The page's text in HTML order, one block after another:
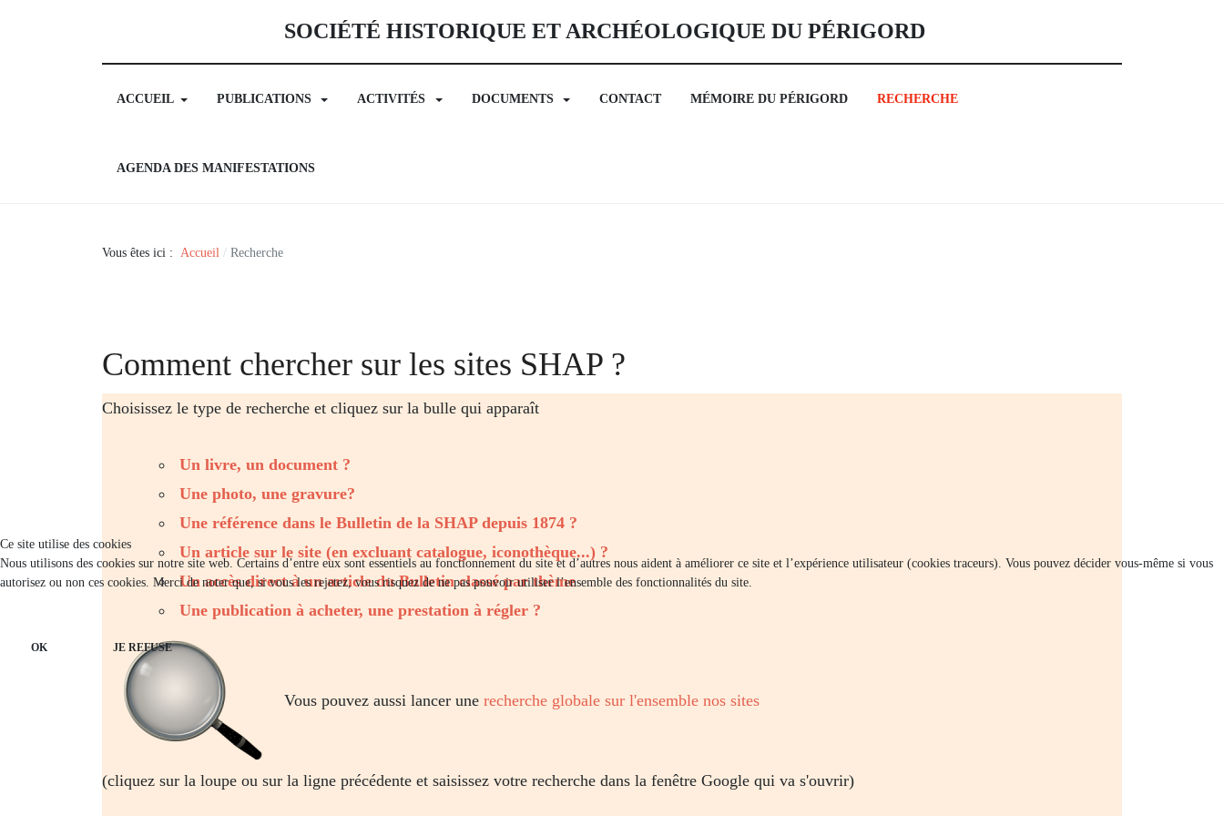
SOCIÉTÉ HISTORIQUE ET ARCHÉOLOGIQUE DU PÉRIGORD
ACCUEIL PUBLICATIONS ACTIVITÉS DOCUMENTS CONTACT MÉMOIRE DU PÉRIGORD RECHERCHE
AGENDA DES MANIFESTATIONS
Vous êtes ici : Accueil Recherche
Comment chercher sur les sites SHAP ?
Choisissez le type de recherche et cliquez sur la bulle qui apparaît
Un livre, un document ?
Une photo, une gravure?
Une référence dans le Bulletin de la SHAP depuis 1874 ?
Un article sur le site (en excluant catalogue, iconothèque...) ?
Un accès direct à un article du Bulletin classé par thème
Une publication à acheter, une prestation à régler ?
Vous pouvez aussi lancer une recherche globale sur l'ensemble nos sites
(cliquez sur la loupe ou sur la ligne précédente et saisissez votre recherche dans la fenêtre Google qui va s'ouvrir)
Ce site utilise des cookies
Nous utilisons des cookies sur notre site web. Certains d’entre eux sont essentiels au fonctionnement du site et d’autres nous aident à améliorer ce site et l’expérience utilisateur (cookies traceurs). Vous pouvez décider vous-même si vous
autorisez ou non ces cookies. Merci de noter que, si vous les rejetez, vous risquez de ne pas pouvoir utiliser l’ensemble des fonctionnalités du site.
OK JE REFUSE